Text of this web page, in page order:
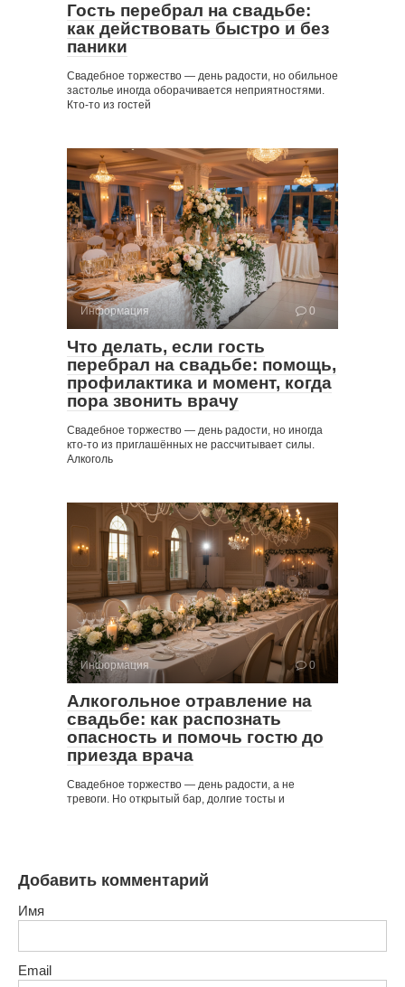
Гость перебрал на свадьбе:
как действовать быстро и без
паники
Свадебное торжество — день радости, но обильное
застолье иногда оборачивается неприятностями.
Кто-то из гостей
Информация 0
Что делать, если гость
перебрал на свадьбе: помощь,
профилактика и момент, когда
пора звонить врачу
Свадебное торжество — день радости, но иногда
кто-то из приглашённых не рассчитывает силы.
Алкоголь
Информация 0
Алкогольное отравление на
свадьбе: как распознать
опасность и помочь гостю до
приезда врача
Свадебное торжество — день радости, а не
тревоги. Но открытый бар, долгие тосты и
Добавить комментарий
Имя
Email